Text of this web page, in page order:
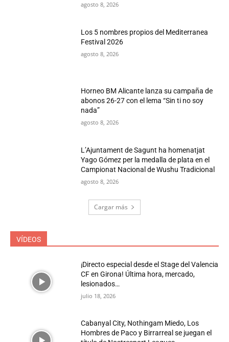
agosto 8, 2026
Los 5 nombres propios del Mediterranea
Festival 2026
agosto 8, 2026
Horneo BM Alicante lanza su campaña de
abonos 26-27 con el lema “Sin ti no soy
nada”
agosto 8, 2026
L’Ajuntament de Sagunt ha homenatjat
Yago Gómez per la medalla de plata en el
Campionat Nacional de Wushu Tradicional
agosto 8, 2026
Cargar más
VÍDEOS
¡Directo especial desde el Stage del Valencia
CF en Girona! Última hora, mercado,
lesionados…
julio 18, 2026
Cabanyal City, Nothingam Miedo, Los
Hombres de Paco y Birrarreal se juegan el